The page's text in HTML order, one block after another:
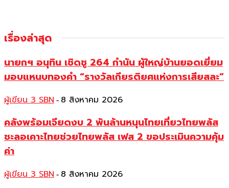
เรื่องล่าสุด
นายกฯ อนุทิน เชิดชู 264 กำนัน ผู้ใหญ่บ้านยอดเยี่ยม
มอบแหนบทองคำ “รางวัลเกียรติยศแห่งการเสียสละ”
ผู้เขียน 3 SBN - 8 สิงหาคม 2026
คลังพร้อมเจียดงบ 2 พันล้านหนุนไทยเที่ยวไทยพลัส
ชะลอเคาะไทยช่วยไทยพลัส เฟส 2 ขอประเมินความคุ้ม
ค่า
ผู้เขียน 3 SBN - 8 สิงหาคม 2026